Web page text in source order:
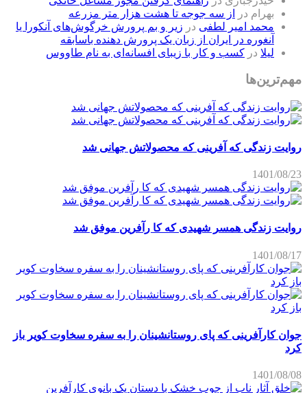
بهرام در
از سه جوجه تا هشت هزار متر مزرعه
محمد امیر لطفی در زیر و بم پرورش خرگوش‌های آنکورا یا
آنغوره در ایران از زبان یک پرورش دهنده باسابقه
لیلا در کسب و کار با زیبای افسانه‌ای به نام طاووس
مهم‌ترین‌ها
روایت زندگی که آفرینی که محصولاتش جهانی شد
1401/08/23
روایت زندگی همسر شهیدی که کا رآفرین موفق شد
1401/08/17
جوان کارآفرینی که پای روستانشینان را به سفره سخاوت کویر باز
کرد
1401/08/08